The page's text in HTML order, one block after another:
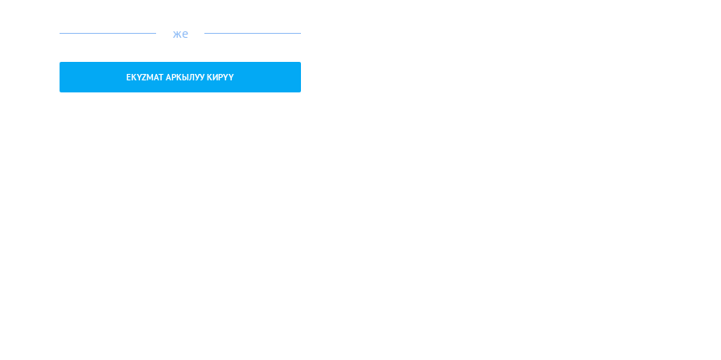
же
EKYZMAT АРКЫЛУУ КИРҮҮ